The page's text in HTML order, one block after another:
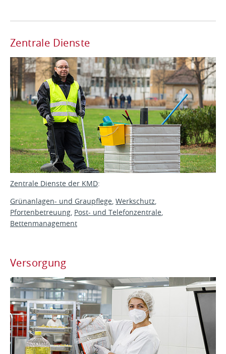
Zentrale Dienste
Zentrale Dienste der KMD:
Grünanlagen- und Graupflege Werkschutz
Pfortenbetreuung Post- und Telefonzentrale
Bettenmanagement
Versorgung